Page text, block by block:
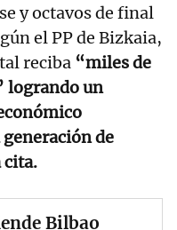
y octavos de final
el PP de Bizkaia,
reciba “miles de
logrando un
de
cita.
Bilbao